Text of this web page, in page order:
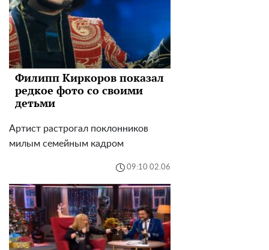
Филипп Киркоров показал
редкое фото со своими
детьми
Артист растрогал поклонников
милым семейным кадром
09:10 02.06